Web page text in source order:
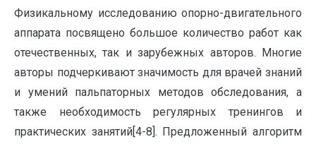
Физикальному исследованию опорно-двигательного
аппарата посвящено большое количество работ как
отечественных, так и зарубежных авторов. Многие
авторы подчеркивают значимость для врачей знаний
и умений пальпаторных методов обследования, а
также необходимость регулярных тренингов и
практических занятий[4-8]. Предложенный алгоритм